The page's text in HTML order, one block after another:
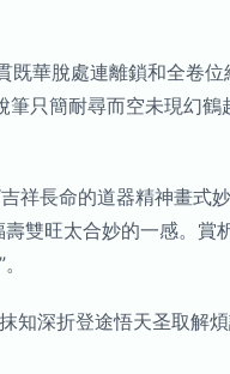
既華脫處連離鎖和全卷
只簡耐尋而空未現幻鶴
祥長命的道器精神畫式
雙旺太合妙的一感。賞
知深折登途悟天圣取解